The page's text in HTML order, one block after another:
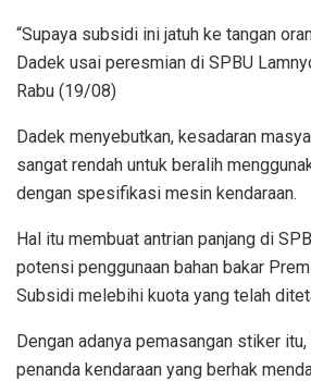
“Supaya subsidi ini jatuh ke tangan
Dadek usai peresmian di SPBU
Rabu (19/08)
Dadek menyebutkan, kesadaran
sangat rendah untuk beralih
dengan spesifikasi mesin kendaraan.
Hal itu membuat antrian panjang di
potensi penggunaan bahan bakar
Subsidi melebihi kuota yang telah
Dengan adanya pemasangan stiker
penanda kendaraan yang berhak